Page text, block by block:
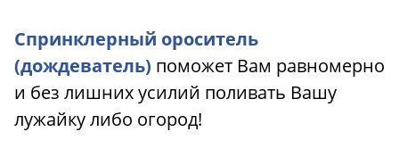
Спринклерный ороситель
(дождеватель) поможет Вам равномерно
и без лишних усилий поливать Вашу
лужайку либо огород!